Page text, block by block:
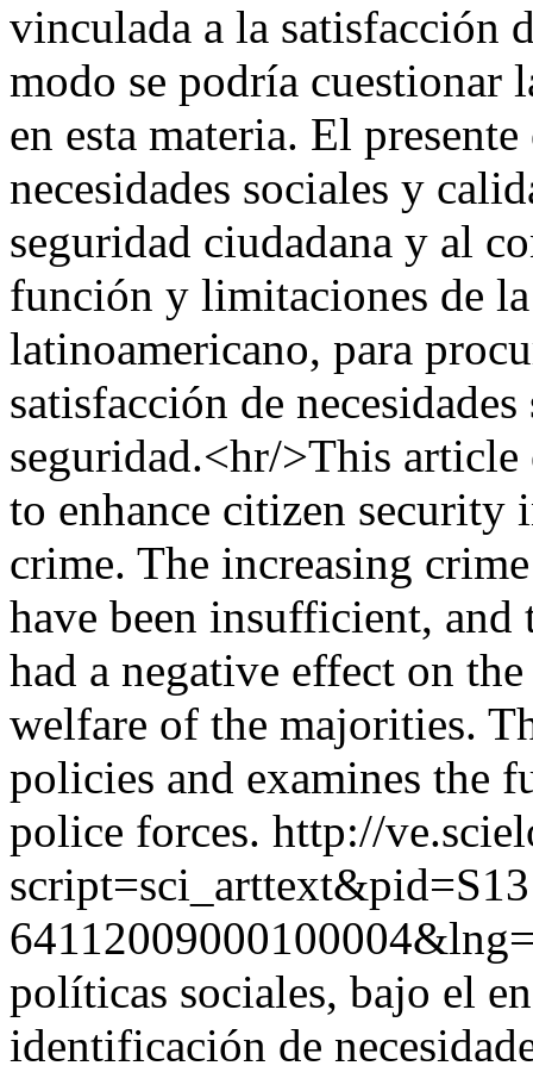
vinculada a la satisfacción
modo se podría cuestionar
en esta materia. El
necesidades sociales y
seguridad ciudadana y al
función y limitaciones de
latinoamericano, para
satisfacción de
seguridad.<hr/>This article
to enhance citizen
crime. The increasing
have been insufficient,
had a negative effect on
welfare of the majorities.
policies and examines the
police forces. http://
políticas sociales, bajo el
identificación de